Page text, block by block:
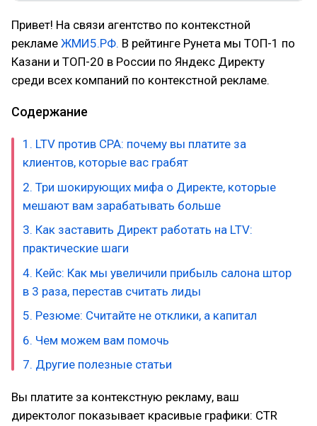
Привет! На связи агентство по контекстной
рекламе ЖМИ5.РФ. В рейтинге Рунета мы ТОП-1 по
Казани и ТОП-20 в России по Яндекс Директу
среди всех компаний по контекстной рекламе.
Содержание
1. LTV против CPA: почему вы платите за
клиентов, которые вас грабят
2. Три шокирующих мифа о Директе, которые
мешают вам зарабатывать больше
3. Как заставить Директ работать на LTV:
практические шаги
4. Кейс: Как мы увеличили прибыль салона штор
в 3 раза, перестав считать лиды
5. Резюме: Считайте не отклики, а капитал
6. Чем можем вам помочь
7. Другие полезные статьи
Вы платите за контекстную рекламу, ваш
директолог показывает красивые графики: CTR